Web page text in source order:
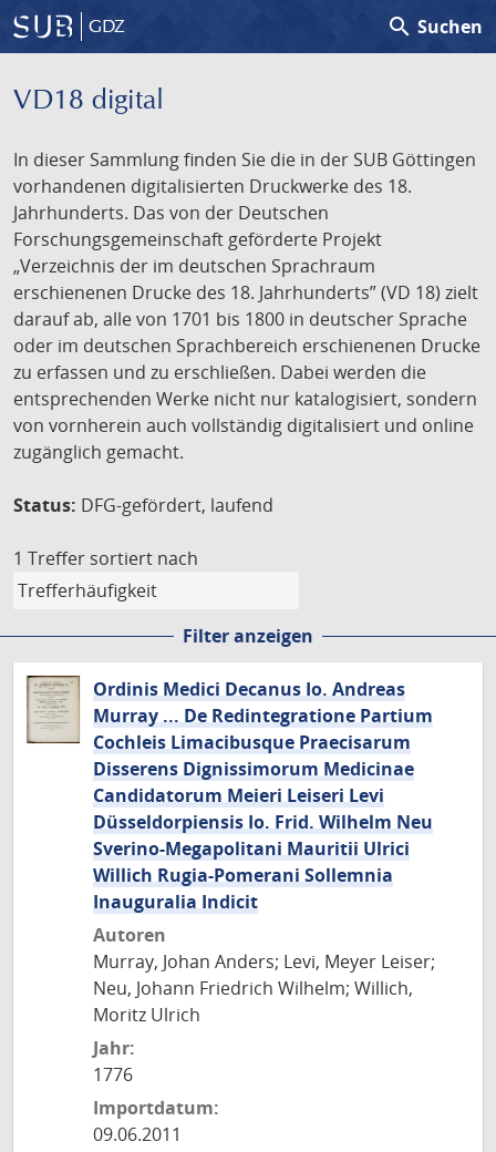
GDZ search Suchen
VD18 digital
In dieser Sammlung finden Sie die in der SUB Göttingen
vorhandenen digitalisierten Druckwerke des 18.
Jahrhunderts. Das von der Deutschen
Forschungsgemeinschaft geförderte Projekt
„Verzeichnis der im deutschen Sprachraum
erschienenen Drucke des 18. Jahrhunderts” (VD 18) zielt
darauf ab, alle von 1701 bis 1800 in deutscher Sprache
oder im deutschen Sprachbereich erschienenen Drucke
zu erfassen und zu erschließen. Dabei werden die
entsprechenden Werke nicht nur katalogisiert, sondern
von vornherein auch vollständig digitalisiert und online
zugänglich gemacht.
Status: DFG-gefördert, laufend
1 Treffer sortiert nach
Filter anzeigen
Ordinis Medici Decanus Io. Andreas
Murray ... De Redintegratione Partium
Cochleis Limacibusque Praecisarum
Disserens Dignissimorum Medicinae
Candidatorum Meieri Leiseri Levi
Düsseldorpiensis Io. Frid. Wilhelm Neu
Sverino-Megapolitani Mauritii Ulrici
Willich Rugia-Pomerani Sollemnia
Inauguralia Indicit
Autoren
Murray, Johan Anders; Levi, Meyer Leiser;
Neu, Johann Friedrich Wilhelm; Willich,
Moritz Ulrich
Jahr:
1776
Importdatum:
09.06.2011